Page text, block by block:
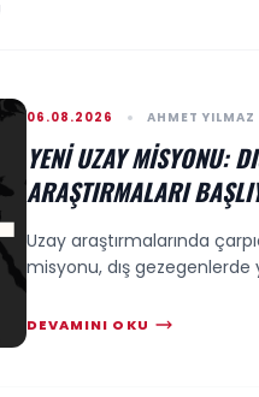
06.08.2026 AHMET YILMAZ
YENI UZAY MISYONU:
ARAŞTIRMALARI
Uzay araştırmalarında
misyonu, dış gezegenlerde
DEVAMINI OKU